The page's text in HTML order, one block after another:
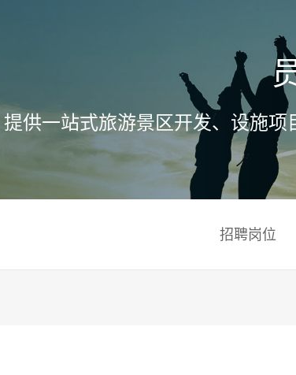
提供一站式旅游景区开发、设施
招聘岗位